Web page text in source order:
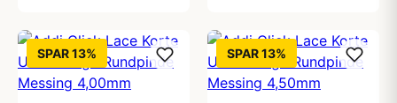
SPAR 13% SPAR 13%